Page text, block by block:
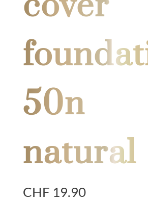
50n
natural
CHF 19.90